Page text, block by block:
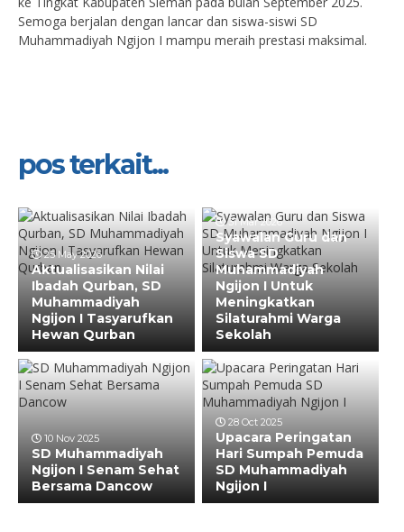
Semoga berjalan dengan lancar dan siswa-siswi SD
Muhammadiyah Ngijon I mampu meraih prestasi maksimal.
pos terkait...
25 May 2026
Aktualisasikan Nilai
Ibadah Qurban, SD
Muhammadiyah
Ngijon I Tasyarufkan
Hewan Qurban
31 Mar 2026
Syawalan Guru dan
Siswa SD
Muhammadiyah
Ngijon I Untuk
Meningkatkan
Silaturahmi Warga
Sekolah
10 Nov 2025
SD Muhammadiyah
Ngijon I Senam Sehat
Bersama Dancow
28 Oct 2025
Upacara Peringatan
Hari Sumpah Pemuda
SD Muhammadiyah
Ngijon I